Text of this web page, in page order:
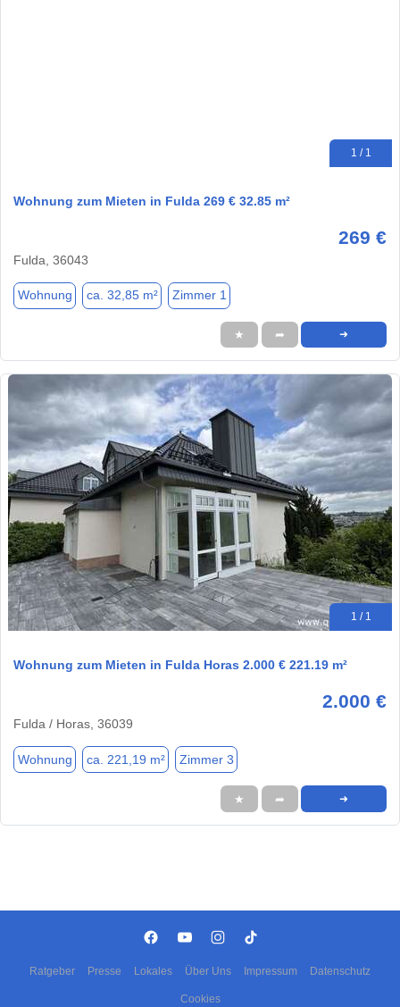
1 / 1
Wohnung zum Mieten in Fulda 269 € 32.85 m²
269 €
Fulda, 36043
Wohnung ca. 32,85 m² Zimmer 1
★ ➦ ➜
1 / 1
Wohnung zum Mieten in Fulda Horas 2.000 € 221.19 m²
2.000 €
Fulda / Horas, 36039
Wohnung ca. 221,19 m² Zimmer 3
★ ➦ ➜
Ratgeber Presse Lokales Über Uns Impressum Datenschutz
Cookies